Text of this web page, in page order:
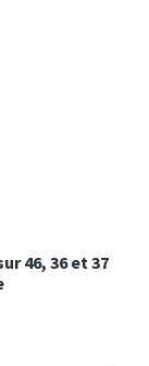
46, 36 et 37